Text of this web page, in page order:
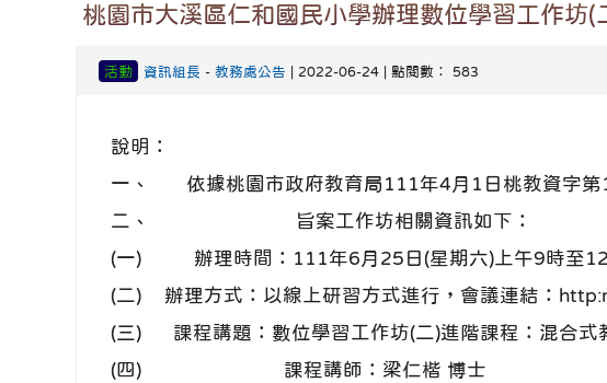
桃園市大溪區仁和國民小學辦理數位學習工作坊
活動 資訊組長 -教務處公告 | 2022-06-24 | 點閱數： 583
說明：
一、
依據桃園市政府教育局111年4月1日桃教資字
二、
旨案工作坊相關資訊如下：
(一)
辦理時間：111年6月25日(星期六)上午9時至12
(二)
辦理方式：以線上研習方式進行，會議連結：
(三)
課程講題：數位學習工作坊(二)進階課程：混合式
(四)
課程講師：梁仁楷 博士